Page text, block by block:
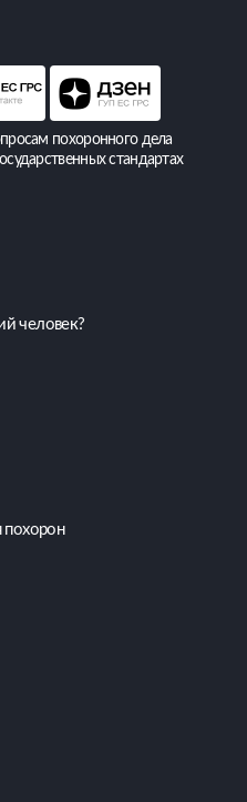
похоронного дела
стандартах
человек?